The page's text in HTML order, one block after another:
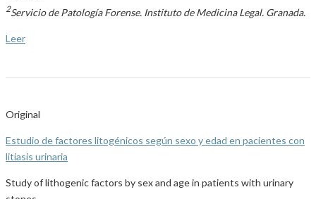
2Servicio de Patología Forense. Instituto de Medicina Legal. Granada.
Leer
Original
Estudio de factores litogénicos según sexo y edad en pacientes con
litiasis urinaria
Study of lithogenic factors by sex and age in patients with urinary